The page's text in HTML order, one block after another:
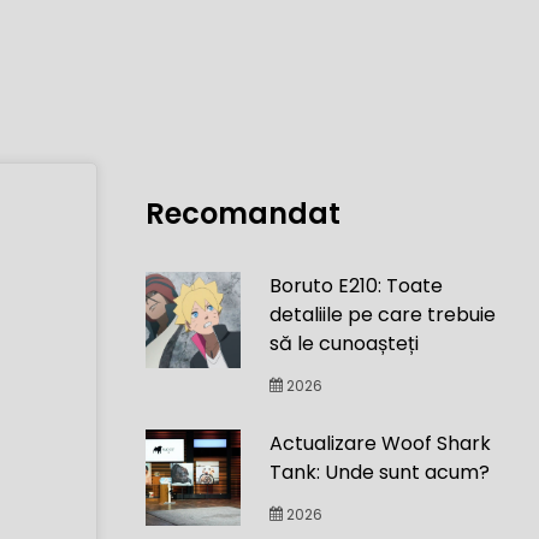
Recomandat
Boruto E210: Toate
detaliile pe care trebuie
să le cunoașteți
2026
Actualizare Woof Shark
Tank: Unde sunt acum?
2026